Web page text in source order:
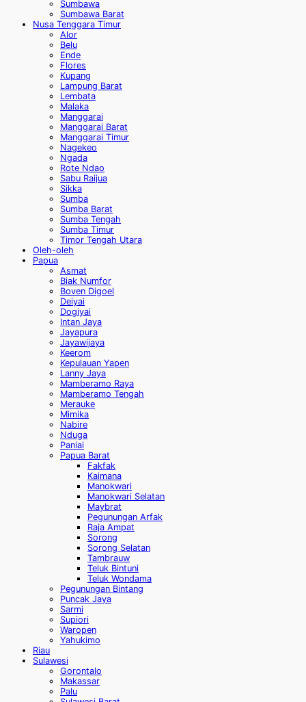
Sumbawa
Sumbawa Barat
Nusa Tenggara Timur
Alor
Belu
Ende
Flores
Kupang
Lampung Barat
Lembata
Malaka
Manggarai
Manggarai Barat
Manggarai Timur
Nagekeo
Ngada
Rote Ndao
Sabu Raijua
Sikka
Sumba
Sumba Barat
Sumba Tengah
Sumba Timur
Timor Tengah Utara
Oleh-oleh
Papua
Asmat
Biak Numfor
Boven Digoel
Deiyai
Dogiyai
Intan Jaya
Jayapura
Jayawijaya
Keerom
Kepulauan Yapen
Lanny Jaya
Mamberamo Raya
Mamberamo Tengah
Merauke
Mimika
Nabire
Nduga
Paniai
Papua Barat
Fakfak
Kaimana
Manokwari
Manokwari Selatan
Maybrat
Pegunungan Arfak
Raja Ampat
Sorong
Sorong Selatan
Tambrauw
Teluk Bintuni
Teluk Wondama
Pegunungan Bintang
Puncak Jaya
Sarmi
Supiori
Waropen
Yahukimo
Riau
Sulawesi
Gorontalo
Makassar
Palu